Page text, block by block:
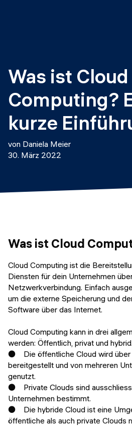
VOLLZEITPROGRAMME
Data Science
Web-Entwicklung und KI
TEILZEITROGRAMME
Data Science
DevOps zu LLMOps
KURZKURSE
Python Programmierung
KOSTENLOSE RESSOURCEN
Web-Entwicklung
Python Einführungskurs
Python & Ops
Weiterbildung / Schulung
Consulting
Prototyping
Alumni Geschichten
Was ist Cloud
Computing?
kurze
von Daniela Meier
30. März 2022
Was ist Cloud
Cloud Computing ist die
Diensten für dein Unternehmen
Netzwerkverbindung. Einfach
um die externe Speicherung und
Software über das Internet.
Cloud Computing kann in drei
werden: Öffentlich, privat und hybrid.
● Die öffentliche Cloud wird über
bereitgestellt und von mehreren
genutzt.
● Private Clouds sind
Unternehmen bestimmt.
● Die hybride Cloud ist eine
öffentliche als auch private Clouds